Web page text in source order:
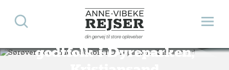
Anne-Vibeke Rejser
din genvej til store oplevelser
Åbn
Søg
Sørøvere og andet
godtfolk i Dyreparken,
Destinationer Europa Norge Sørøvere og andet godtfolk i Dyreparken, Kristiansand